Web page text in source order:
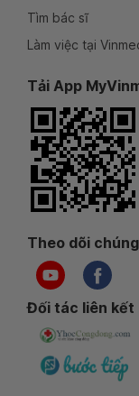
Tìm bác sĩ
Làm việc tại
Tải App
Theo dõi
Đối tác liên kết